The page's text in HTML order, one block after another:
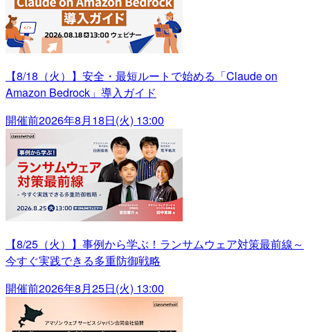
【8/18（火）】安全・最短ルートで始める「Claude on
Amazon Bedrock」導入ガイド
開催前2026年8月18日(火) 13:00
【8/25（火）】事例から学ぶ！ランサムウェア対策最前線～
今すぐ実践できる多重防御戦略
開催前2026年8月25日(火) 13:00